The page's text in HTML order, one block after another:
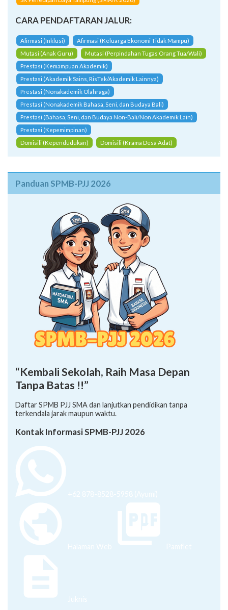
CARA PENDAFTARAN JALUR:
Afirmasi (Inklusi)
Afirmasi (Keluarga Ekonomi Tidak Mampu)
Mutasi (Anak Guru)
Mutasi (Perpindahan Tugas Orang Tua/Wali)
Prestasi (Kemampuan Akademik)
Prestasi (Akademik Sains, RisTek/Akademik Lainnya)
Prestasi (Nonakademik Olahraga)
Prestasi (Nonakademik Bahasa, Seni, dan Budaya Bali)
Prestasi (Bahasa, Seni, dan Budaya Non-Bali/Non Akademik Lain)
Prestasi (Kepemimpinan)
Domisili (Kependudukan)
Domisili (Krama Desa Adat)
Panduan SPMB-PJJ 2026
“Kembali Sekolah, Raih Masa Depan
Tanpa Batas !!”
Daftar SPMB PJJ SMA dan lanjutkan pendidikan tanpa
terkendala jarak maupun waktu.
Kontak Informasi SPMB-PJJ 2026
+62 878-8528-5958 (Ayumi)
Halaman Web Pamflet
Juknis